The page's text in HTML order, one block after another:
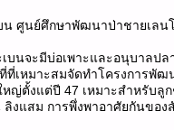
น ศูนย์ศึกษาพัฒนาป่าชายเลน
เบนจะมีบ่อเพาะและอนุบาลป
เหมาะสมจัดทำโครงการพัฒ
หญ่ตั้งแต่ปี 47 เหมาะสำหรับ
งแสม การพึ่งพาอาศัยกันของ